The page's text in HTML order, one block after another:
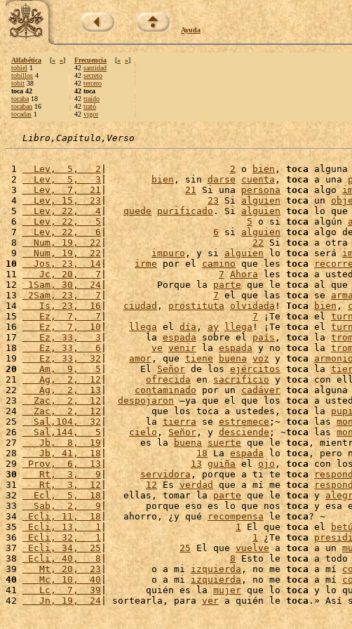
Ayuda
Alfabética [« »]
tobiel 1
tobillos 4
tobit 38
toca 42
tocaba 18
tocaban 16
tocadas 1
Frecuencia [« »]
42 santidad
42 secreto
42 tercero
42 toca
42 traído
42 trató
42 vigor
Libro,Capítulo,Verso
1
  Lev,  5,   2
| 2 o bien , toca
2
  Lev,  5,   3
| bien, sin darse cuenta , toca a una
3
  Lev,  7,  21
| 21 Si una persona toca algo
4
  Lev, 15,  23
| 23 Si alguien toca un
5
  Lev, 22,   4
| quede purificado . Si alguien toca lo que
6
  Lev, 22,   5
| 5 o si toca algún
7
  Lev, 22,   6
| 6 si alguien toca algo
8
  Num, 19,  22
| 22 Si toca a otra
9
  Num, 19,  22
| impuro, y si alguien lo toca será
10
  Jos, 23,  14
| irme por el camino que les toca
11
   Jc, 20,   7
| 7 Ahora les toca a
12 1Sam, 30,  24 |         Porque la parte que le toca al que
13
2Sam, 23,   7| 7 el que las toca se arma
14
   Is, 23,  16
| ciudad , prostituta olvidada ! Toca bien,
15
   Ez,  7,   7
| 7 ¡Te toca el
16
   Ez,  7,  10
| llega el día , ay llega ! ¡Te toca el
17
   Ez, 33,   3
|       la espada sobre el país , toca la
18
   Ez, 33,   6
| ve venir la espada y no toca la
19
   Ez, 33,  32
| amor , que tiene buena voz y toca
20
   Am,  9,   5
|      El Señor de los ejércitos toca la
21
   Ag,  2,  12
| ofrecida en sacrificio y toca con
22
   Ag,  2,  13
| contaminado por un cadáver toca alguna
23
  Zac,  2,  12
| despojaron –ya que el que los toca a
24
  Zac,  2,  12
|        que los toca a ustedes, toca la
25
  Sal,104,  32
|       la tierra se estremece ;~ toca las
26
  Sal,144,   5
| cielo , Señor, y desciende; ~toca las
27
   Jb,  8,  19
|      es la buena suerte que le toca ,
28
   Jb, 41,  18
| 18 La espada lo toca , pero
29 Prov,  6,  13 | 13 guiña el ojo , toca con
30
   Rt,  3,   9
| servidora, porque a ti te toca
31
   Rt,  3,  12
| 12 Es verdad que a mí me toca
32
  Ecl,  5,  18
|   ellas, tomar la parte que le toca y
33
  Sab,  2,   9
|       porque eso es lo que nos toca y esa
34 Ecli, 11,  18 |   ahorro, ¿y qué recompensa le toca? ~
35 Ecli, 13,   1 | 1 El que toca el
36 Ecli, 32,   1 | 1 ¿Te toca
37 Ecli, 34,  25 | 25 El que vuelve a toca a un
38
Ecli, 40,   8| 8 Esto le toca a todo
39
   Mt, 20,  23
|        o a mi izquierda , no me toca a mí
40
   Mc, 10,  40
|        o a mi izquierda , no me toca a mí
41
   Lc,  7,  39
|       quién es la mujer que lo toca y lo
42
   Jn, 19,  24
| sortearla, para ver a quién le toca.» Así